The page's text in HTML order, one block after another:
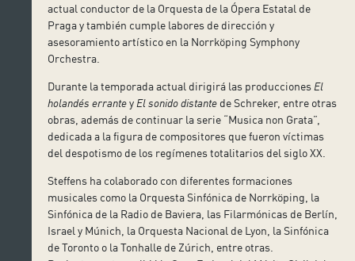
actual conductor de la Orquesta de la Ópera Estatal de
Praga y también cumple labores de dirección y
asesoramiento artístico en la Norrköping Symphony
Orchestra.
Durante la temporada actual dirigirá las producciones El
holandés errantey El sonido distante de Schreker, entre otras
obras, además de continuar la serie “Musica non Grata”,
dedicada a la figura de compositores que fueron víctimas
del despotismo de los regímenes totalitarios del siglo XX.
Steffens ha colaborado con diferentes formaciones
musicales como la Orquesta Sinfónica de Norrköping, la
Sinfónica de la Radio de Baviera, las Filarmónicas de Berlín,
Israel y Múnich, la Orquesta Nacional de Lyon, la Sinfónica
de Toronto o la Tonhalle de Zúrich, entre otras.